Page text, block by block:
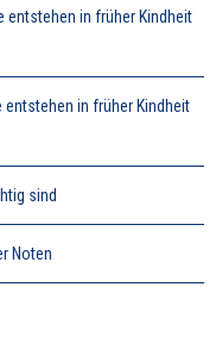
entstehen in früher Kindheit
in früher Kindheit
sind
Noten